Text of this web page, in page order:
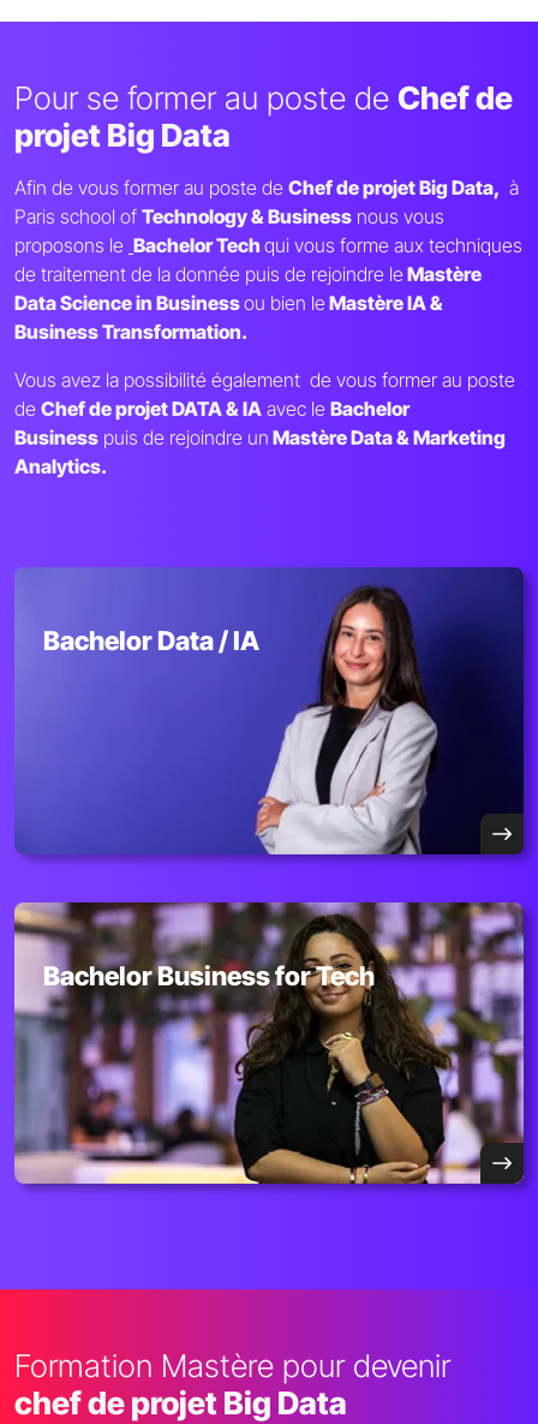
Pour se former au poste de Chef de
projet Big Data
Afin de vous former au poste de Chef de projet Big Data, à
Paris school of Technology & Business nous vous
proposons le Bachelor Tech qui vous forme aux techniques
de traitement de la donnée puis de rejoindre leMastère
Data Science in Businessou bien leMastère IA &
Business Transformation.
Vous avez la possibilité également de vous former au poste
de Chef de projet DATA & IA avec le Bachelor
Business puis de rejoindre un Mastère Data & Marketing
Analytics.
Bachelor Data / IA
Bachelor Business for Tech
Formation Mastère pour devenir
chef de projet Big Data